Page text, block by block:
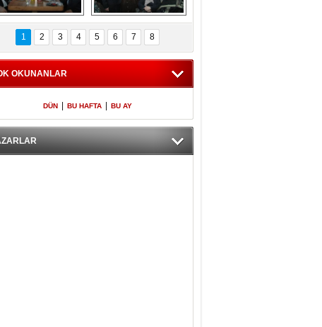
Kaymakamlıktan
iftar yemeği
NERGÜL
YILDIRIM SEÇİM
BÜROSUNU AÇTI
1 2 3 4 5 6 7 8
OKUNANLAR
DÜN BU HAFTA BU AY